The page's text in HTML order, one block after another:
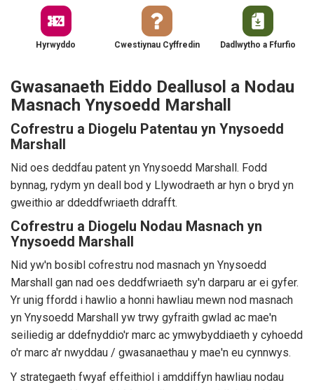
Hyrwyddo Cwestiynau Cyffredin Dadlwytho a Ffurfio
Gwasanaeth Eiddo Deallusol a Nodau
Masnach Ynysoedd Marshall
Cofrestru a Diogelu Patentau yn Ynysoedd
Marshall
Nid oes deddfau patent yn Ynysoedd Marshall. Fodd
bynnag, rydym yn deall bod y Llywodraeth ar hyn o bryd yn
gweithio ar ddeddfwriaeth ddrafft.
Cofrestru a Diogelu Nodau Masnach yn
Ynysoedd Marshall
Nid yw'n bosibl cofrestru nod masnach yn Ynysoedd
Marshall gan nad oes deddfwriaeth sy'n darparu ar ei gyfer.
Yr unig ffordd i hawlio a honni hawliau mewn nod masnach
yn Ynysoedd Marshall yw trwy gyfraith gwlad ac mae'n
seiliedig ar ddefnyddio'r marc ac ymwybyddiaeth y cyhoedd
o'r marc a'r nwyddau / gwasanaethau y mae'n eu cynnwys.
Y strategaeth fwyaf effeithiol i amddiffyn hawliau nodau